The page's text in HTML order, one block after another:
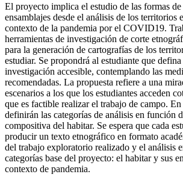
El proyecto implica el estudio de las formas
ensamblajes desde el análisis de los territorios
contexto de la pandemia por el COVID19.
herramientas de investigación de corte
para la generación de cartografías de los
estudiar. Se propondrá al estudiante que
investigación accesible, contemplando las
recomendadas. La propuesta refiere a una
escenarios a los que los estudiantes acceden
que es factible realizar el trabajo de campo. En
definirán las categorías de análisis en función
compositiva del habitar. Se espera que cada
producir un texto etnográfico en formato
del trabajo exploratorio realizado y el análisis
categorías base del proyecto: el habitar y sus
contexto de pandemia.